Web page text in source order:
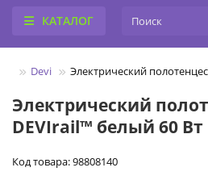
КАТАЛОГ
Devi Электрический
Электрический
DEVIrail™ белый 60 Вт
Код товара: 98808140